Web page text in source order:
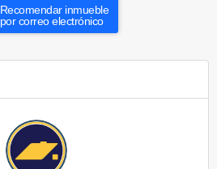
Recomendar inmueble
por correo electrónico